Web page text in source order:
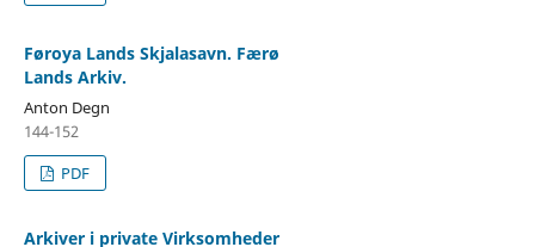
Føroya Lands Skjalasavn. Færø
Lands Arkiv.
Anton Degn
144-152
PDF
Arkiver i private Virksomheder